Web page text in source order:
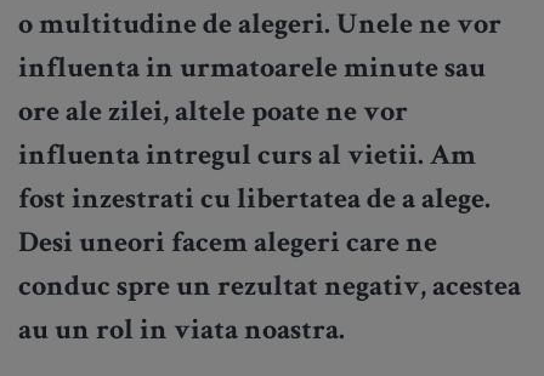
o multitudine de alegeri. Unele ne vor
influenta in urmatoarele minute sau
ore ale zilei, altele poate ne vor
influenta intregul curs al vietii. Am
fost inzestrati cu libertatea de a alege.
Desi uneori facem alegeri care ne
conduc spre un rezultat negativ, acestea
au un rol in viata noastra.